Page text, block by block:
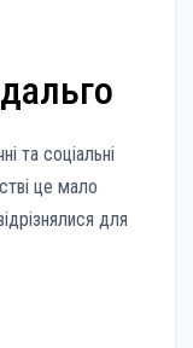
та соціальні
це мало
для